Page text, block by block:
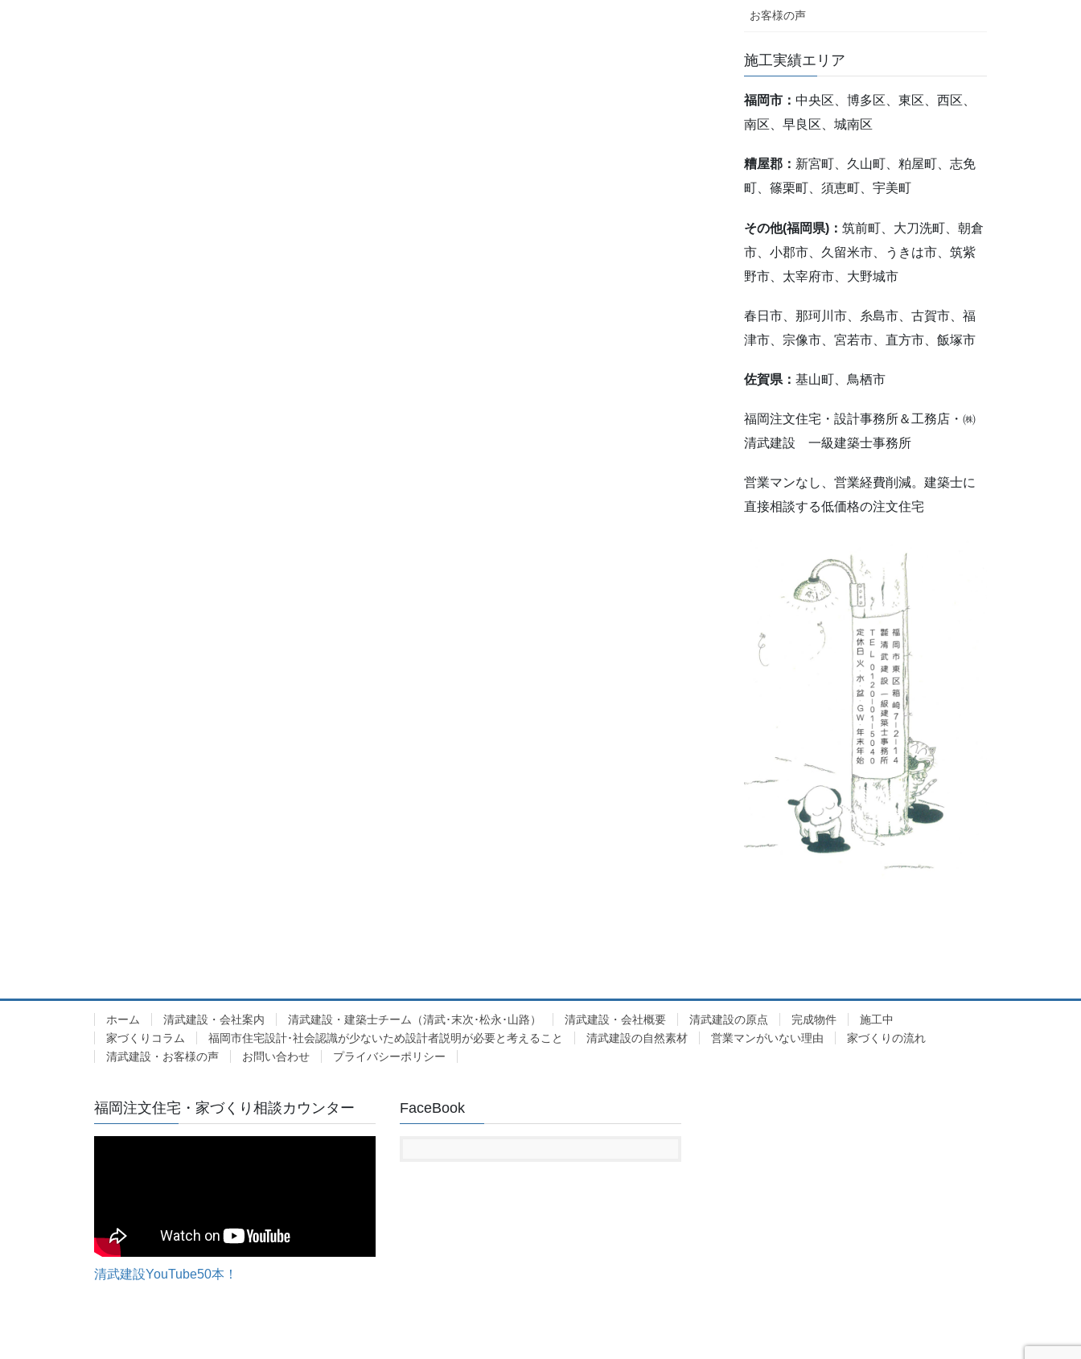
お客様の声
施工実績エリア
福岡市：中央区、博多区、東区、西区、
南区、早良区、城南区
糟屋郡： 新宮町、久山町、粕屋町、志免
町、篠栗町、須恵町、宇美町
その他(福岡県)：筑前町、大刀洗町、朝倉
市、小郡市、久留米市、うきは市、筑紫
野市、太宰府市、大野城市
春日市、那珂川市、糸島市、古賀市、福
津市、宗像市、宮若市、直方市、飯塚市
佐賀県：基山町、鳥栖市
福岡注文住宅・設計事務所＆工務店・㈱
清武建設 一級建築士事務所
営業マンなし、営業経費削減。建築士に
直接相談する低価格の注文住宅
ホーム 清武建設・会社案内 清武建設・建築士チーム（清武･末次･松永･山路） 清武建設・会社概要 清武建設の原点 完成物件
施工中
家づくりコラム
福岡市住宅設計･社会認識が少ないため設計者説明が必要と考えること 清武建設の自然素材 営業マンがいない理由
家づくりの流れ
清武建設・お客様の声
お問い合わせ プライバシーポリシー
福岡注文住宅・家づくり相談カウンター
清武建設YouTube50本！
FaceBook